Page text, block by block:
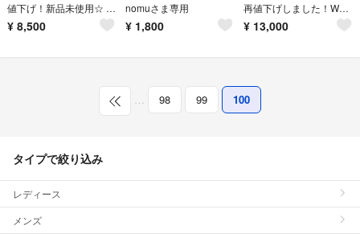
値下げ！新品未使用☆ Whitehouse Coxパスケース
¥ 8,500
nomuさま専用
¥ 1,800
再値下げしました！White house cox 長財布
¥ 13,000
… 98 99 100
タイプで絞り込み
レディース
メンズ